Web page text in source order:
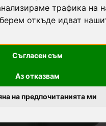
трафика на
откъде идват
Съгласен съм
Аз отказвам
на предпочитанията ми